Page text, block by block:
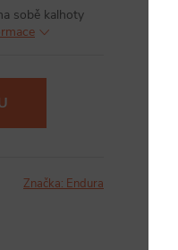
sobě kalhoty
Značka: Endura